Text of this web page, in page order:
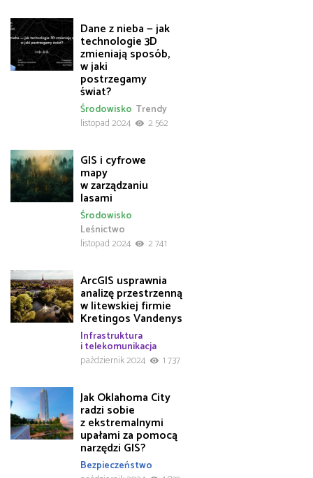
Dane z nieba — jak
technologie 3D
zmieniają sposób,
w jaki
postrzegamy
świat?
Środowisko Trendy
listopad 2024
2 562
GIS i cyfrowe
mapy
w zarządzaniu
lasami
Leśnictwo
Środowisko
listopad 2024
2 741
ArcGIS usprawnia
analizę przestrzenną
w litewskiej firmie
Kretingos Vandenys
Infrastruktura
i telekomunikacja
październik 2024
1 737
Jak Oklahoma City
radzi sobie
z ekstremalnymi
upałami za pomocą
narzędzi GIS?
Bezpieczeństwo